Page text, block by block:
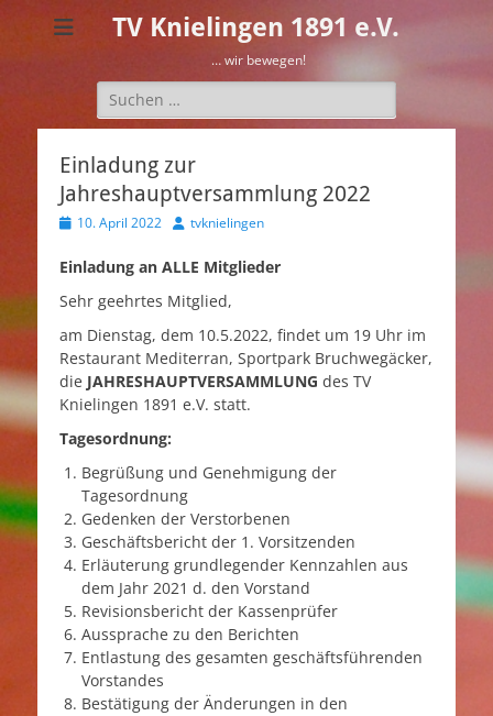
TV Knielingen 1891 e.V.
… wir bewegen!
Suchen
nach:
Einladung zur
Jahreshauptversammlung 2022
Veröffentlicht
10. April 2022 Autortvknielingen
Einladung an ALLE Mitglieder
Sehr geehrtes Mitglied,
am Dienstag, dem 10.5.2022, findet um 19 Uhr im
Restaurant Mediterran, Sportpark Bruchwegäcker,
die JAHRESHAUPTVERSAMMLUNG des TV
Knielingen 1891 e.V. statt.
Tagesordnung:
Begrüßung und Genehmigung der
Tagesordnung
Gedenken der Verstorbenen
Geschäftsbericht der 1. Vorsitzenden
Erläuterung grundlegender Kennzahlen aus
dem Jahr 2021 d. den Vorstand
Revisionsbericht der Kassenprüfer
Aussprache zu den Berichten
Entlastung des gesamten geschäftsführenden
Vorstandes
Bestätigung der Änderungen in den